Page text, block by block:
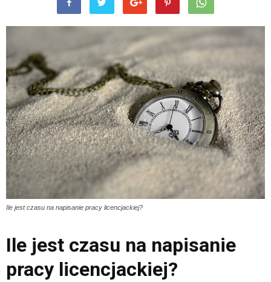
Ile jest czasu na napisanie pracy licencjackiej?
Ile jest czasu na napisanie
pracy licencjackiej?